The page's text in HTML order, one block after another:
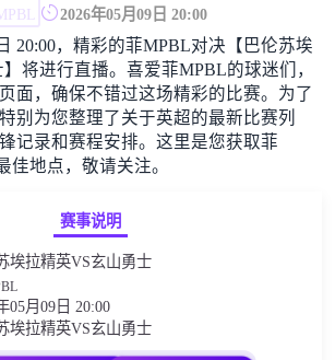
2026年05月09日 20:00
20:00，精彩的菲MPBL对决【巴伦苏埃
将进行直播。喜爱菲MPBL的球迷们，
面，确保不错过这场精彩的比赛。为了
别为您整理了关于英超的最新比赛列
记录和赛程安排。这里是您获取菲
佳地点，敬请关注。
赛事说明
埃拉精英VS玄山勇士
05月09日 20:00
埃拉精英VS玄山勇士